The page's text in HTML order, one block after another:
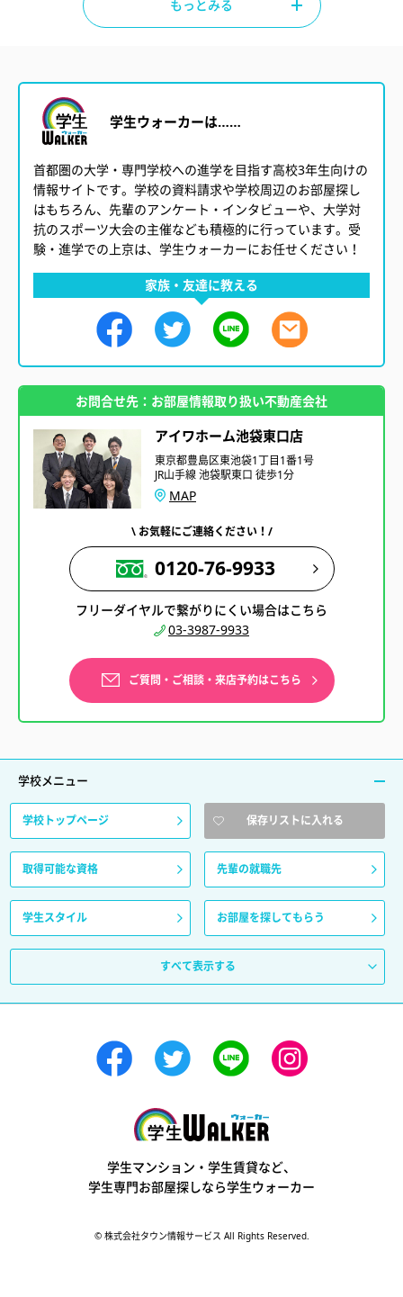
もっとみる
家族・友達に教える
学生ウォーカーは……
首都圏の大学・専門学校への進学を目指す高校3年生向けの
情報サイトです。学校の資料請求や学校周辺のお部屋探し
はもちろん、先輩のアンケート・インタビューや、大学対
抗のスポーツ大会の主催なども積極的に行っています。受
験・進学での上京は、学生ウォーカーにお任せください！
お問合せ先：お部屋情報取り扱い不動産会社
アイワホーム池袋東口店
東京都豊島区東池袋1丁目1番1号
JR山手線 池袋駅東口 徒歩1分
MAP
\ お気軽にご連絡ください！/
0120-76-9933
フリーダイヤルで繋がりにくい場合はこちら
03-3987-9933
ご質問・ご相談・来店予約はこちら
学校メニュー
学校トップページ 保存リストに入れる
取得可能な資格 先輩の就職先
学生スタイル お部屋を探してもらう
すべて表示する
学生マンション・学生賃貸など、
学生専門お部屋探しなら学生ウォーカー
© 株式会社タウン情報サービス All Rights Reserved.